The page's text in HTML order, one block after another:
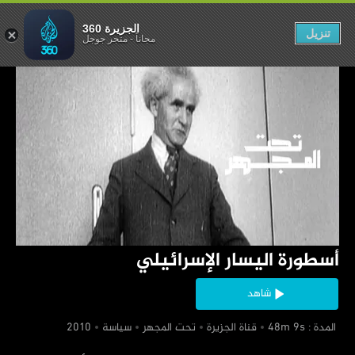
‏أسطورة اليسار الإسرائيلي
شاهد
‏ المدة : 48m 9s
‏قناة الجزيرة ‏تحت المجهر ‏سياسة
الإسرائيلي
الجزيرة 360
مجاناً-متجر جوجل تنزيل